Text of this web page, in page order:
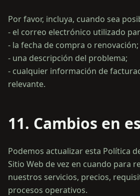
Por favor, incluya, cuando sea
- el correo electrónico utilizado
- la fecha de compra o renovación;
- una descripción del problema;
- cualquier información de
11. Cambios en
Podemos actualizar esta Política
Sitio Web de vez en cuando para
nuestros servicios, precios,
procesos operativos.